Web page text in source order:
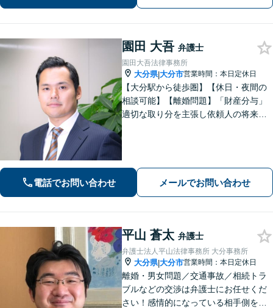
園田 大吾 弁護士
園田大吾法律事務所
大分県|大分市営業時間：本日定休日
【大分駅から徒歩圏】【休日・夜間の
相談可能】【離婚問題】「財産分与」
適切な取り分を主張し依頼人の将来を
どお任せください
電話でお問い合わせ メールでお問い合わせ
平山 蒼太 弁護士
弁護士法人平山法律事務所 大分事務所
大分県|大分市営業時間：本日定休日
離婚・男女問題／交通事故／相続トラ
ブルなどの交渉は弁護士にお任せくだ
さい！感情的になっている相手側を冷